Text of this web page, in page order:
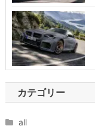
カテゴリー
all